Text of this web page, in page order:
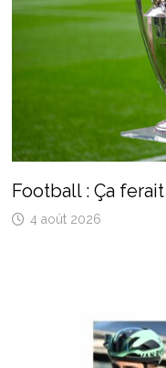
Football : Ça
4 août 2026